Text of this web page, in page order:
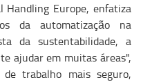
Handling Europe, enfatiza
da automatização na
da sustentabilidade, a
ajudar em muitas áreas",
trabalho mais seguro,